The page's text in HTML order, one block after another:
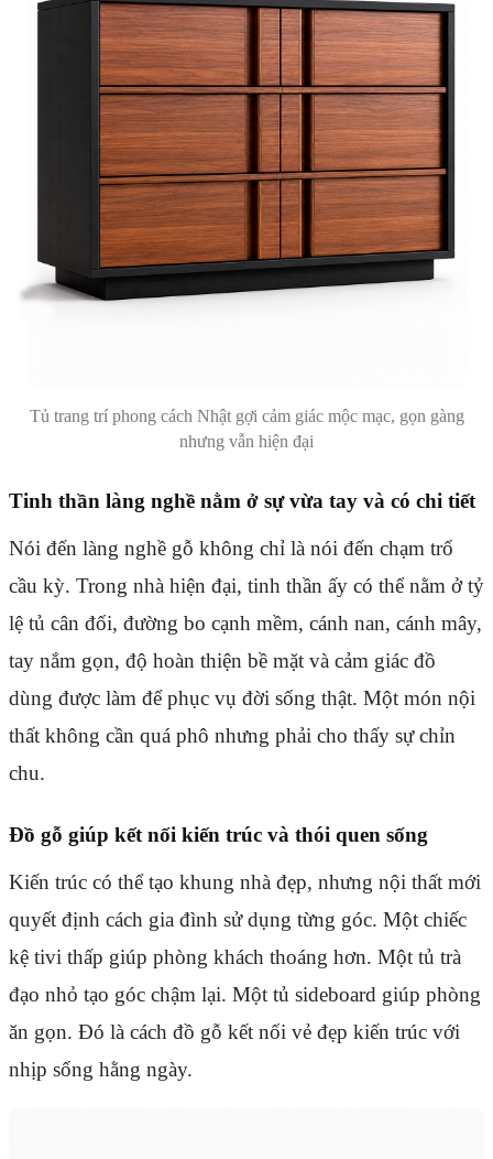
Tủ trang trí phong cách Nhật gợi cảm giác mộc mạc, gọn gàng
nhưng vẫn hiện đại
Tinh thần làng nghề nằm ở sự vừa tay và có chi tiết
Nói đến làng nghề gỗ không chỉ là nói đến chạm trổ
cầu kỳ. Trong nhà hiện đại, tinh thần ấy có thể nằm ở tỷ
lệ tủ cân đối, đường bo cạnh mềm, cánh nan, cánh mây,
tay nắm gọn, độ hoàn thiện bề mặt và cảm giác đồ
dùng được làm để phục vụ đời sống thật. Một món nội
thất không cần quá phô nhưng phải cho thấy sự chỉn
chu.
Đồ gỗ giúp kết nối kiến trúc và thói quen sống
Kiến trúc có thể tạo khung nhà đẹp, nhưng nội thất mới
quyết định cách gia đình sử dụng từng góc. Một chiếc
kệ tivi thấp giúp phòng khách thoáng hơn. Một tủ trà
đạo nhỏ tạo góc chậm lại. Một tủ sideboard giúp phòng
ăn gọn. Đó là cách đồ gỗ kết nối vẻ đẹp kiến trúc với
nhịp sống hằng ngày.